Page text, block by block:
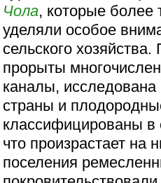
Чола, которые более
уделяли особое
сельского
прорыты
каналы, исследована
страны и
классифицированы в
что произрастает на
поселения